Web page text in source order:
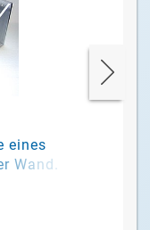
eines
Wand.